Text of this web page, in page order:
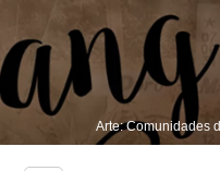
Arte: Comunidades